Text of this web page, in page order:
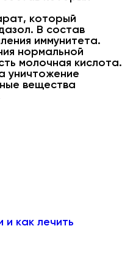
который
В состав
иммунитета.
нормальной
молочная кислота.
уничтожение
вещества
и как лечить